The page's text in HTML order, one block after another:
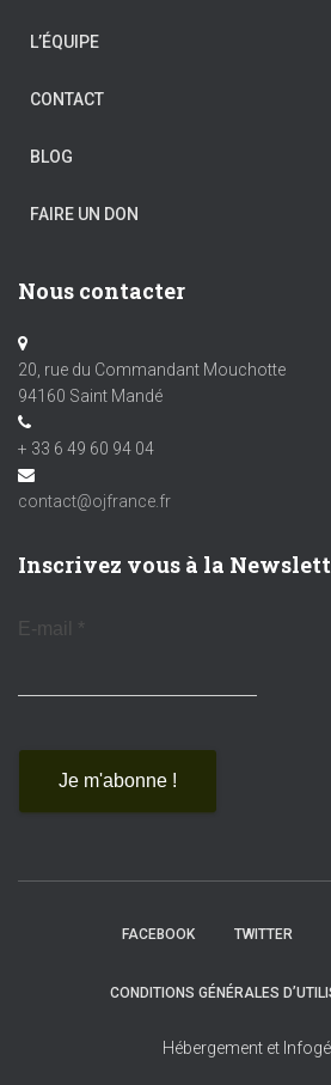
L’ÉQUIPE
CONTACT
BLOG
FAIRE UN DON
Nous contacter
20, rue du Commandant Mouchotte
94160 Saint Mandé
+ 33 6 49 60 94 04
contact@ojfrance.fr
Inscrivez vous à la
E-mail *
FACEBOOK TWITTER
CONDITIONS GÉNÉRALES
Hébergement et